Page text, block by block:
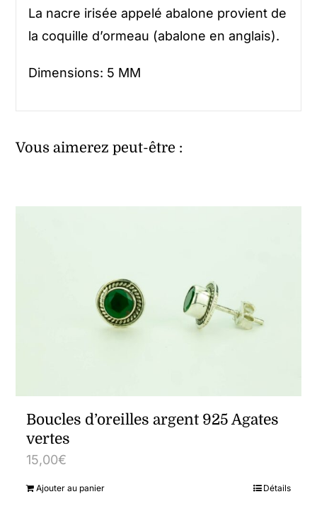
La nacre irisée appelé abalone provient de
la coquille d’ormeau (abalone en anglais).
Dimensions: 5 MM
Vous aimerez peut-être :
Boucles d’oreilles argent 925 Agates
vertes
15,00€
Ajouter au panier Détails